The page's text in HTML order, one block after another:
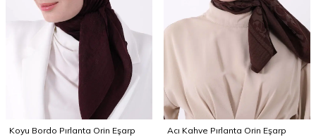
Koyu Bordo Pırlanta Orin Eşarp Acı Kahve Pırlanta Orin Eşarp